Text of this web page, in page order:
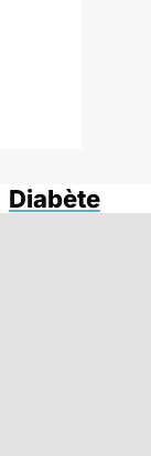
Diabète